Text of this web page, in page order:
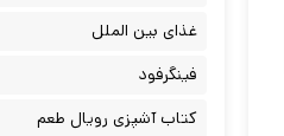
غذای بین الملل
فینگرفود
کتاب آشپزی رویال طعم